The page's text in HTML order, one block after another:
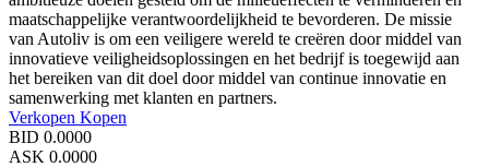
maatschappelijke verantwoordelijkheid te bevorderen. De missie
van Autoliv is om een veiligere wereld te creëren door middel van
innovatieve veiligheidsoplossingen en het bedrijf is toegewijd aan
het bereiken van dit doel door middel van continue innovatie en
samenwerking met klanten en partners.
Verkopen Kopen
BID 0.0000
ASK 0.0000